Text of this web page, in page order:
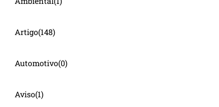
Artigo(148)
Automotivo(0)
Aviso(1)